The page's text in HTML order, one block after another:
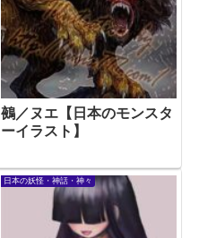
鵺／ヌエ【日本のモンスタ
ーイラスト】
日本の妖怪・神話・神々